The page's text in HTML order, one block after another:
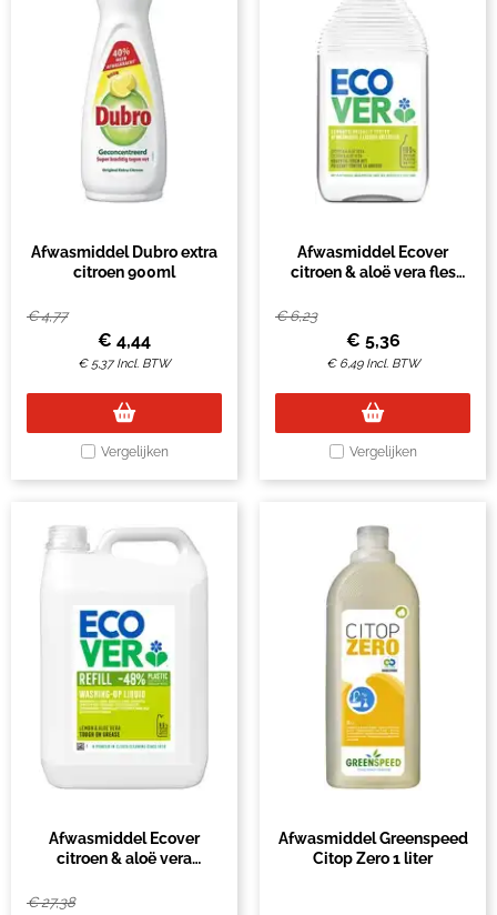
Afwasmiddel Dubro extra
citroen 900ml
€4,77
€ 4,44
€ 5,37 Incl. BTW
Vergelijken
Afwasmiddel Ecover
citroen & aloë vera fles
€6,23
€ 5,36
€ 6,49 Incl. BTW
Vergelijken
Afwasmiddel Ecover
citroen & aloë vera
€27,38
Afwasmiddel Greenspeed
Citop Zero 1 liter